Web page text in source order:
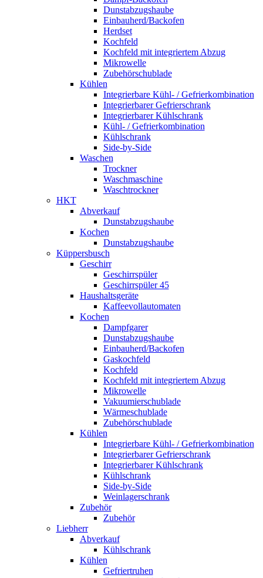
Dunstabzugshaube
Einbauherd/Backofen
Herdset
Kochfeld
Kochfeld mit integriertem Abzug
Mikrowelle
Zubehörschublade
Kühlen
Integrierbare Kühl- / Gefrierkombination
Integrierbarer Gefrierschrank
Integrierbarer Kühlschrank
Kühl- / Gefrierkombination
Kühlschrank
Side-by-Side
Waschen
Trockner
Waschmaschine
Waschtrockner
HKT
Abverkauf
Dunstabzugshaube
Kochen
Dunstabzugshaube
Küppersbusch
Geschirr
Geschirrspüler
Geschirrspüler 45
Haushaltsgeräte
Kaffeevollautomaten
Kochen
Dampfgarer
Dunstabzugshaube
Einbauherd/Backofen
Gaskochfeld
Kochfeld
Kochfeld mit integriertem Abzug
Mikrowelle
Vakuumierschublade
Wärmeschublade
Zubehörschublade
Kühlen
Integrierbare Kühl- / Gefrierkombination
Integrierbarer Gefrierschrank
Integrierbarer Kühlschrank
Kühlschrank
Side-by-Side
Weinlagerschrank
Zubehör
Zubehör
Liebherr
Abverkauf
Kühlschrank
Kühlen
Gefriertruhen